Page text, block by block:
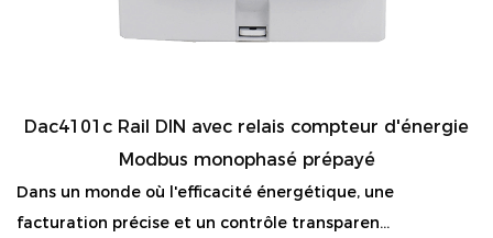
Dac4101c Rail DIN avec relais compteur d'énergie
Modbus monophasé prépayé
Dans un monde où l'efficacité énergétique, une
facturation précise et un contrôle transparen...